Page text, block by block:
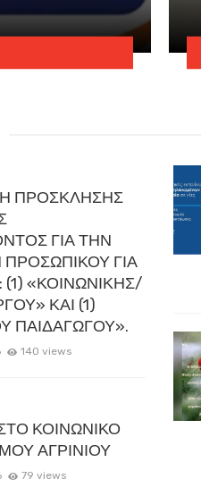
ΠΡΟΣΚΛΗΣΗΣ
ΓΙΑ ΤΗΝ
ΓΙΑ
(1) «ΚΟΙΝΩΝΙΚΗΣ/
ΚΑΙ (1)
ΠΑΙΔΑΓΩΓΟΥ».
140 views
ΚΟΙΝΩΝΙΚΟ
ΑΓΡΙΝΙΟΥ
79 views